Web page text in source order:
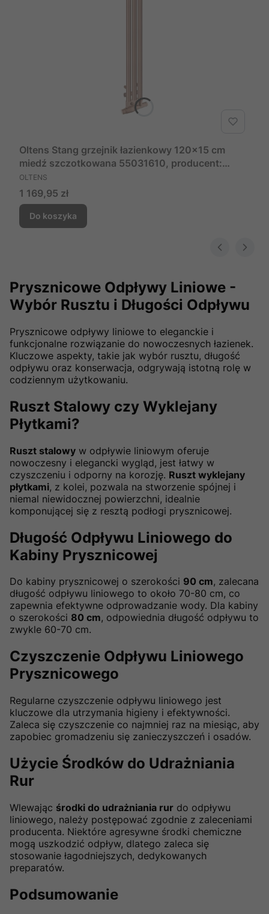
Oltens Stang grzejnik łazienkowy 120x15 cm
miedź szczotkowana 55031610, producent:
OLTENS, nr kat: 55031610
PRODUCENT
OLTENS
Cena
1 169,95 zł
Do koszyka
Prysznicowe Odpływy Liniowe -
Wybór Rusztu i Długości Odpływu
Prysznicowe odpływy liniowe to eleganckie i
funkcjonalne rozwiązanie do nowoczesnych łazienek.
Kluczowe aspekty, takie jak wybór rusztu, długość
odpływu oraz konserwacja, odgrywają istotną rolę w
codziennym użytkowaniu.
Ruszt Stalowy czy Wyklejany
Płytkami?
Ruszt stalowy w odpływie liniowym oferuje
nowoczesny i elegancki wygląd, jest łatwy w
czyszczeniu i odporny na korozję. Ruszt wyklejany
płytkami, z kolei, pozwala na stworzenie spójnej i
niemal niewidocznej powierzchni, idealnie
komponującej się z resztą podłogi prysznicowej.
Długość Odpływu Liniowego do
Kabiny Prysznicowej
Do kabiny prysznicowej o szerokości 90 cm, zalecana
długość odpływu liniowego to około 70-80 cm, co
zapewnia efektywne odprowadzanie wody. Dla kabiny
o szerokości 80 cm, odpowiednia długość odpływu to
zwykle 60-70 cm.
Czyszczenie Odpływu Liniowego
Prysznicowego
Regularne czyszczenie odpływu liniowego jest
kluczowe dla utrzymania higieny i efektywności.
Zaleca się czyszczenie co najmniej raz na miesiąc, aby
zapobiec gromadzeniu się zanieczyszczeń i osadów.
Użycie Środków do Udrażniania
Rur
Wlewając środki do udrażniania rur do odpływu
liniowego, należy postępować zgodnie z zaleceniami
producenta. Niektóre agresywne środki chemiczne
mogą uszkodzić odpływ, dlatego zaleca się
stosowanie łagodniejszych, dedykowanych
preparatów.
Podsumowanie